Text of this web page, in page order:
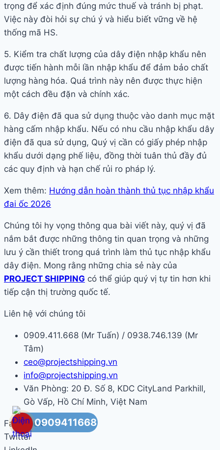
trọng để xác định đúng mức thuế và tránh bị phạt.
Việc này đòi hỏi sự chú ý và hiểu biết vững về hệ
thống mã HS.
5. Kiểm tra chất lượng của dây điện nhập khẩu nên
được tiến hành mỗi lần nhập khẩu để đảm bảo chất
lượng hàng hóa. Quá trình này nên được thực hiện
một cách đều đặn và chính xác.
6. Dây điện đã qua sử dụng thuộc vào danh mục mặt
hàng cấm nhập khẩu. Nếu có nhu cầu nhập khẩu dây
điện đã qua sử dụng, Quý vị cần có giấy phép nhập
khẩu dưới dạng phế liệu, đồng thời tuân thủ đầy đủ
các quy định và hạn chế rủi ro pháp lý.
Xem thêm: Hướng dẫn hoàn thành thủ tục nhập khẩu
đai ốc 2026
Chúng tôi hy vọng thông qua bài viết này, quý vị đã
nắm bắt được những thông tin quan trọng và những
lưu ý cần thiết trong quá trình làm thủ tục nhập khẩu
dây điện. Mong rằng những chia sẻ này của
PROJECT SHIPPING có thể giúp quý vị tự tin hơn khi
tiếp cận thị trường quốc tế.
Liên hệ với chúng tôi
0909.411.668 (Mr Tuấn) / 0938.746.139 (Mr
Tâm)
ceo@projectshipping.vn
info@projectshipping.vn
Văn Phòng: 20 Đ. Số 8, KDC CityLand Parkhill,
Gò Vấp, Hồ Chí Minh, Việt Nam
Facebook
Twitter
0909411668